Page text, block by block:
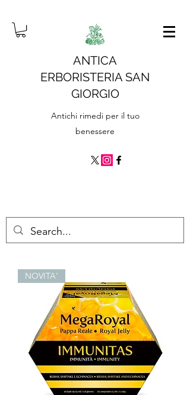
ANTICA
ERBORISTERIA SAN
GIORGIO
Antichi rimedi per il tuo
benessere
NOVITA'